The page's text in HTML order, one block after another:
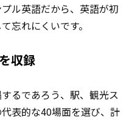
ル英語だから、英語が初
忘れにくいです。
収録
るであろう、駅、観光ス
表的な40場面を選び、計